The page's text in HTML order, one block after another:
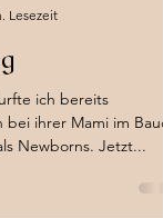
Lesezeit
ich bereits
ihrer Mami im